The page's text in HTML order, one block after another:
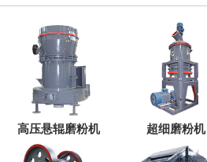
高压悬辊磨粉机 超细磨粉机